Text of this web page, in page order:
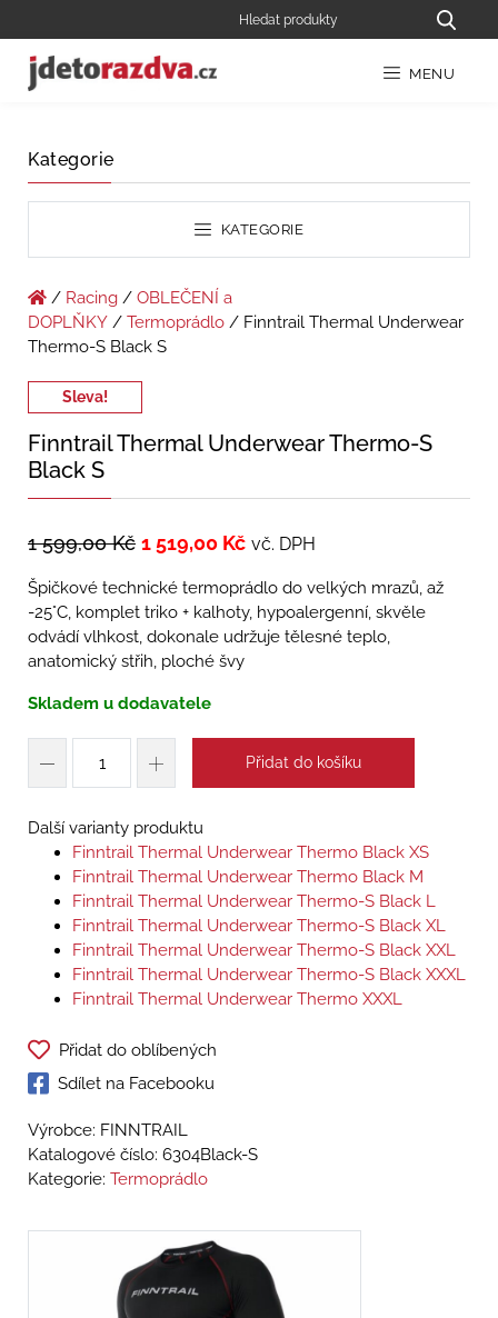
MENU
Kategorie
KATEGORIE
/ Racing / OBLEČENÍ a
DOPLŇKY / Termoprádlo / Finntrail Thermal Underwear
Thermo-S Black S
Sleva!
Finntrail Thermal Underwear Thermo-S
Black S
1 599,00Kč 1 519,00 Kč vč. DPH
Špičkové technické termoprádlo do velkých mrazů, až
-25°C, komplet triko + kalhoty, hypoalergenní, skvěle
odvádí vlhkost, dokonale udržuje tělesné teplo,
anatomický střih, ploché švy
Skladem u dodavatele
Přidat do košíku
Další varianty produktu
Finntrail Thermal Underwear Thermo Black XS
Finntrail Thermal Underwear Thermo Black M
Finntrail Thermal Underwear Thermo-S Black L
Finntrail Thermal Underwear Thermo-S Black XL
Finntrail Thermal Underwear Thermo-S Black XXL
Finntrail Thermal Underwear Thermo-S Black XXXL
Finntrail Thermal Underwear Thermo XXXL
Přidat do oblíbených
Sdílet na Facebooku
Výrobce: FINNTRAIL
Katalogové číslo: 6304Black-S
Kategorie: Termoprádlo